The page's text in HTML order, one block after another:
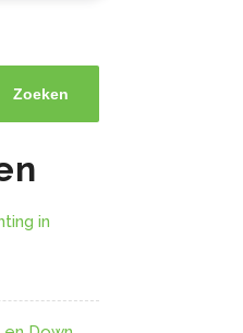
Zoeken
in